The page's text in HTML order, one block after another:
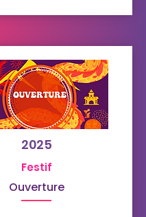
2025
Festif
Ouverture